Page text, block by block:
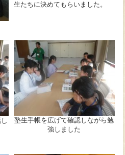
生たちに決めてもらいました。
塾生手帳を広げて確認しながら勉
強しました